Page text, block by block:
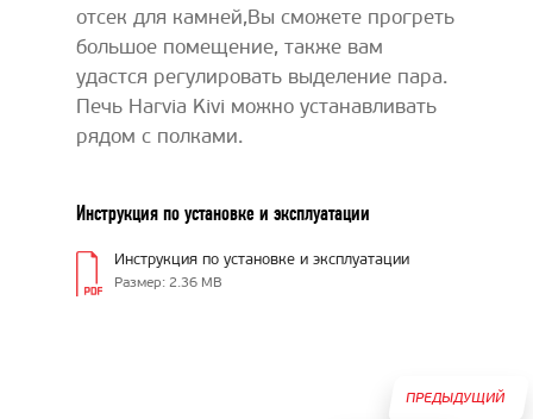
отсек для камней,Вы сможете прогреть
большое помещение, также вам
удастся регулировать выделение пара.
Печь Harvia Kivi можно устанавливать
рядом с полками.
Инструкция по установке и эксплуатации
Инструкция по установке и эксплуатации
Размер: 2.36 MB
ПРЕДЫДУЩИЙ